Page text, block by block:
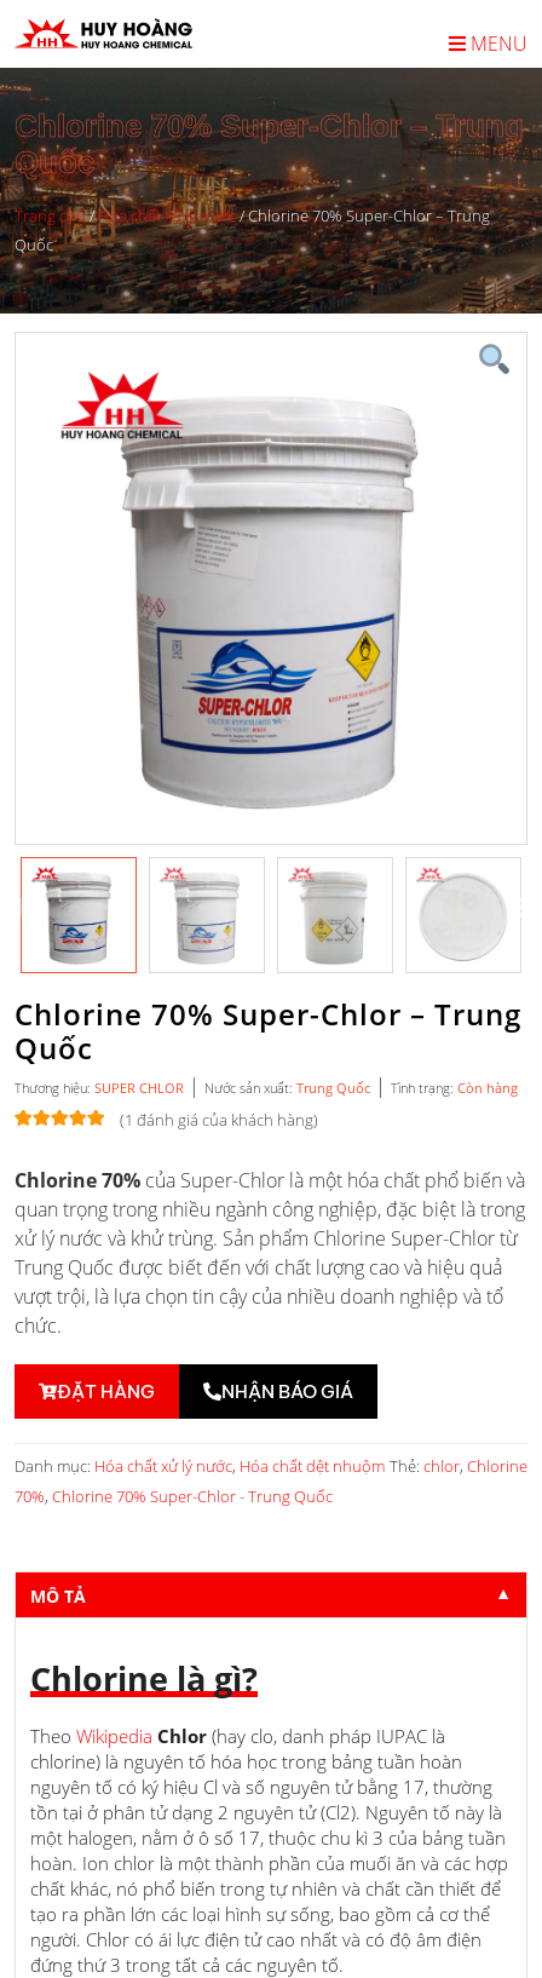
MENU
Chlorine 70% Super-Chlor – Trung
Quốc
Trang chủ/Hóa chất xử lý nước/Chlorine 70% Super-Chlor – Trung
Quốc
Chlorine 70% Super-Chlor – Trung
Quốc
Thương hiệu: SUPER CHLOR | Nước sản xuất: Trung Quốc | Tình trạng: Còn hàng
dựa trên
đánh giá
(1 đánh giá của khách hàng)
Chlorine 70% của Super-Chlor là một hóa chất phổ biến và
quan trọng trong nhiều ngành công nghiệp, đặc biệt là trong
xử lý nước và khử trùng. Sản phẩm Chlorine Super-Chlor từ
Trung Quốc được biết đến với chất lượng cao và hiệu quả
vượt trội, là lựa chọn tin cậy của nhiều doanh nghiệp và tổ
chức.
ĐẶT HÀNG NHẬN BÁO GIÁ
Danh mục: Hóa chất xử lý nước, Hóa chất dệt nhuộm Thẻ: chlor, Chlorine
70%, Chlorine 70% Super-Chlor - Trung Quốc
MÔ TẢ ▼
Chlorine là gì?
Theo Wikipedia Chlor (hay clo, danh pháp IUPAC là
chlorine) là nguyên tố hóa học trong bảng tuần hoàn
nguyên tố có ký hiệu Cl và số nguyên tử bằng 17, thường
tồn tại ở phân tử dạng 2 nguyên tử (Cl2). Nguyên tố này là
một halogen, nằm ở ô số 17, thuộc chu kì 3 của bảng tuần
hoàn. Ion chlor là một thành phần của muối ăn và các hợp
chất khác, nó phổ biến trong tự nhiên và chất cần thiết để
tạo ra phần lớn các loại hình sự sống, bao gồm cả cơ thể
người. Chlor có ái lực điện tử cao nhất và có độ âm điện
đứng thứ 3 trong tất cả các nguyên tố.